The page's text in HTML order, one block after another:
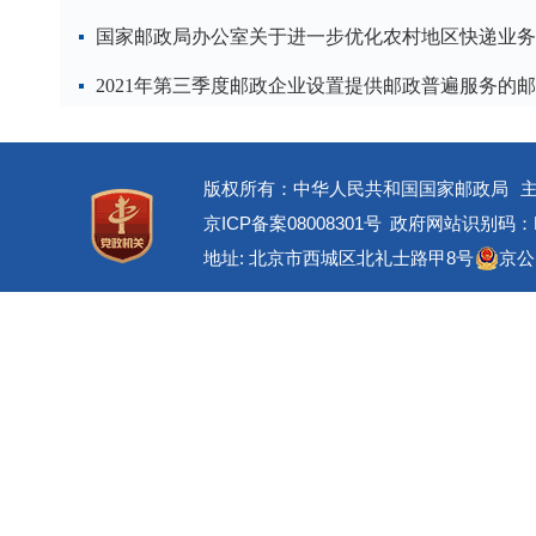
版权所有：中华人民共和国国家邮政局
京ICP备案08008301号 政府网站识别码
地址: 北京市西城区北礼士路甲8号
京